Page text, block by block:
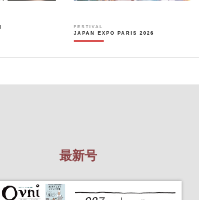
FESTIVAL
JAPAN EXPO PARIS 2026
最新号